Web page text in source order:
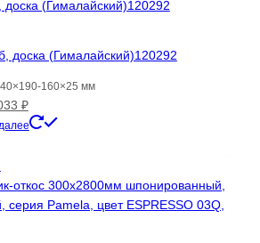
доска (Гималайский)120292
160×25 мм
₽.
₽Текущая
цена: